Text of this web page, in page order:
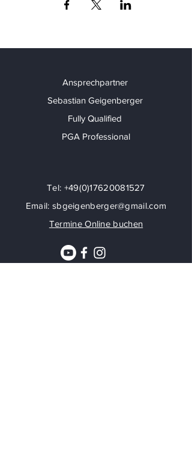
Ansprechpartner
Sebastian Geigenberger
Fully Qualified
PGA Professional
Tel: +49(0)17620081527
Email: sbgeigenberger@gmail.com
Termine Online buchen